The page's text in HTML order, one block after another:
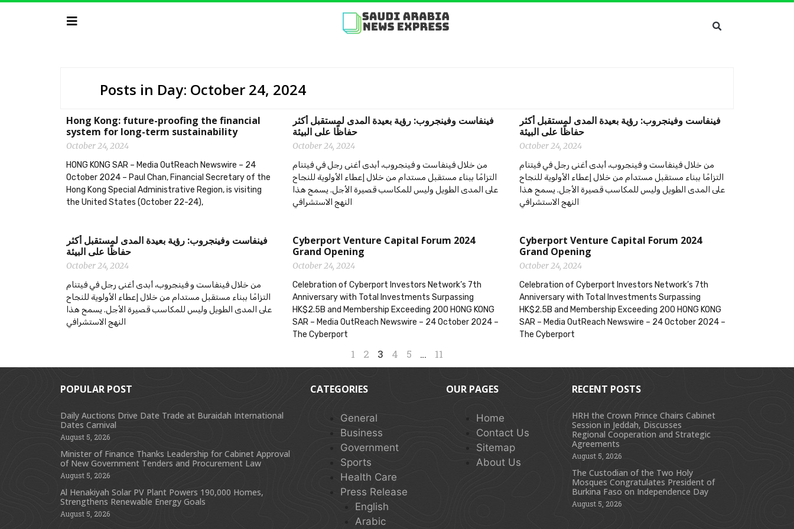
Posts in Day: October 24, 2024
Hong Kong: future-proofing the financial
system for long-term sustainability
October 24, 2024
HONG KONG SAR – Media OutReach Newswire – 24
October 2024 – Paul Chan, Financial Secretary of the
Hong Kong Special Administrative Region, is visiting
the United States (October 22-24),
‫‫فينفاست وفينجروب: رؤية بعيدة المدى لمستقبل أكثر
حفاظًا على البيئة
October 24, 2024
من خلال فينفاست و فينجروب، أبدى أغنى رجل في فيتنام
التزامًا ببناء مستقبل مستدام من خلال إعطاء الأولوية للنجاح
على المدى الطويل وليس للمكاسب قصيرة الأجل. يسمح هذا
النهج الاستشرافي
‫‫فينفاست وفينجروب: رؤية بعيدة المدى لمستقبل أكثر
حفاظًا على البيئة
October 24, 2024
من خلال فينفاست و فينجروب، أبدى أغنى رجل في فيتنام
التزامًا ببناء مستقبل مستدام من خلال إعطاء الأولوية للنجاح
على المدى الطويل وليس للمكاسب قصيرة الأجل. يسمح هذا
النهج الاستشرافي
‫‫فينفاست وفينجروب: رؤية بعيدة المدى لمستقبل أكثر
حفاظًا على البيئة
October 24, 2024
من خلال فينفاست و فينجروب، أبدى أغنى رجل في فيتنام
التزامًا ببناء مستقبل مستدام من خلال إعطاء الأولوية للنجاح
على المدى الطويل وليس للمكاسب قصيرة الأجل. يسمح هذا
النهج الاستشرافي
Cyberport Venture Capital Forum 2024
Grand Opening
October 24, 2024
Celebration of Cyberport Investors Network’s 7th
Anniversary with Total Investments Surpassing
HK$2.5B and Membership Exceeding 200 HONG KONG
SAR – Media OutReach Newswire – 24 October 2024 –
The Cyberport
Cyberport Venture Capital Forum 2024
Grand Opening
October 24, 2024
Celebration of Cyberport Investors Network’s 7th
Anniversary with Total Investments Surpassing
HK$2.5B and Membership Exceeding 200 HONG KONG
SAR – Media OutReach Newswire – 24 October 2024 –
The Cyberport
1 2 3 4 5 … 11
POPULAR POST
Daily Auctions Drive Date Trade at Buraidah International
Dates Carnival
August 5, 2026
Minister of Finance Thanks Leadership for Cabinet Approval
of New Government Tenders and Procurement Law
August 5, 2026
Al Henakiyah Solar PV Plant Powers 190,000 Homes,
Strengthens Renewable Energy Goals
August 5, 2026
CATEGORIES
General
Business
Government
Sports
Health Care
Press Release
English
Arabic
OUR PAGES
Home
Contact Us
Sitemap
About Us
RECENT POSTS
HRH the Crown Prince Chairs Cabinet
Session in Jeddah, Discusses
Regional Cooperation and Strategic
Agreements
August 5, 2026
The Custodian of the Two Holy
Mosques Congratulates President of
Burkina Faso on Independence Day
August 5, 2026